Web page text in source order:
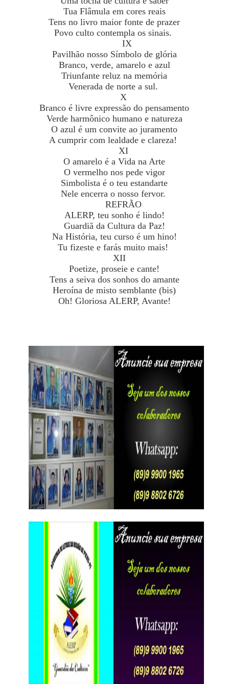
Tua Flâmula em cores reais
Tens no livro maior fonte de prazer
Povo culto contempla os sinais.
IX
Pavilhão nosso Símbolo de glória
Branco, verde, amarelo e azul
Triunfante reluz na memória
Venerada de norte a sul.
X
Branco é livre expressão do pensamento
Verde harmônico humano e natureza
O azul é um convite ao juramento
A cumprir com lealdade e clareza!
XI
O amarelo é a Vida na Arte
O vermelho nos pede vigor
Simbolista é o teu estandarte
Nele encerra o nosso fervor.
REFRÃO
ALERP, teu sonho é lindo!
Guardiã da Cultura da Paz!
Na História, teu curso é um hino!
Tu fizeste e farás muito mais!
XII
Poetize, proseie e cante!
Tens a seiva dos sonhos do amante
Heroína de misto semblante (bis)
Oh! Gloriosa ALERP, Avante!